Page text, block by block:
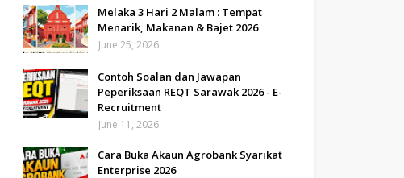
Melaka 3 Hari 2 Malam : Tempat
Menarik, Makanan & Bajet 2026
June 25, 2026
Contoh Soalan dan Jawapan
Peperiksaan REQT Sarawak 2026 - E-
Recruitment
June 11, 2026
Cara Buka Akaun Agrobank Syarikat
Enterprise 2026